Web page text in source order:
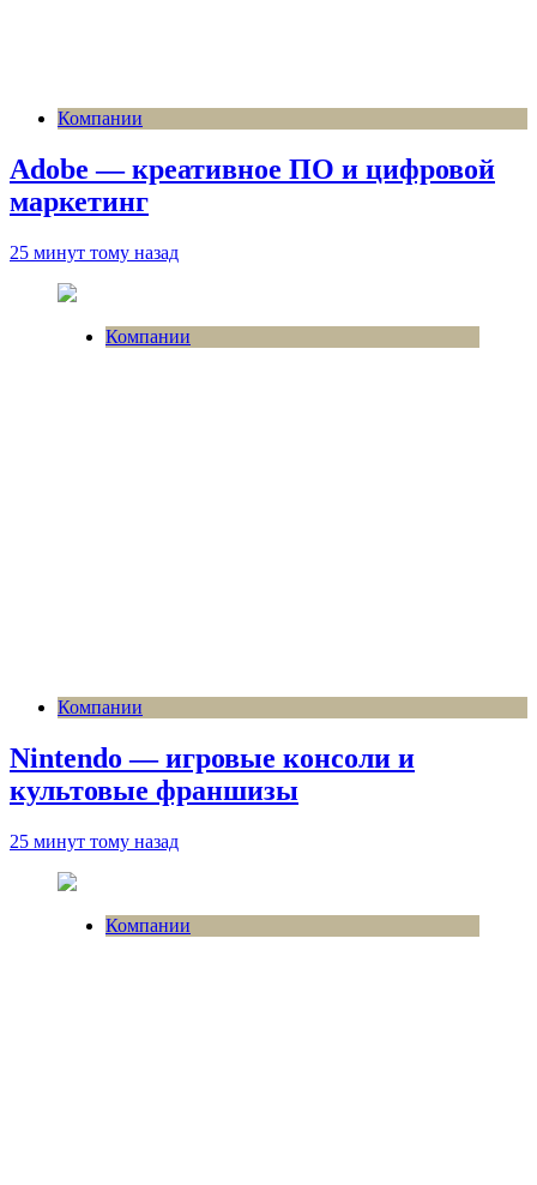
Компании
Adobe — креативное ПО и цифровой
маркетинг
25 минут тому назад
Компании
Компании
Nintendo — игровые консоли и
культовые франшизы
25 минут тому назад
Компании